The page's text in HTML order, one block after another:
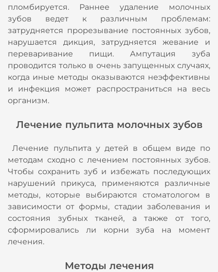
пломбируется. Раннее удаление молочных
зубов ведет к различным проблемам:
затрудняется прорезывание постоянных зубов,
нарушается дикция, затрудняется жевание и
переваривание пищи. Ампутация зуба
проводится только в очень запущенных случаях,
когда иные методы оказываются неэффективны
и инфекция может распространиться на весь
организм.
Лечение пульпита молочных зубов
Лечение пульпита у детей в общем виде по
методам сходно с лечением постоянных зубов.
Чтобы сохранить зуб и избежать последующих
нарушений прикуса, применяются различные
методы, которые выбираются стоматологом в
зависимости от формы, стадии заболевания и
состояния зубных тканей, а также от того,
сформировались ли корни зуба на момент
лечения.
Методы лечения